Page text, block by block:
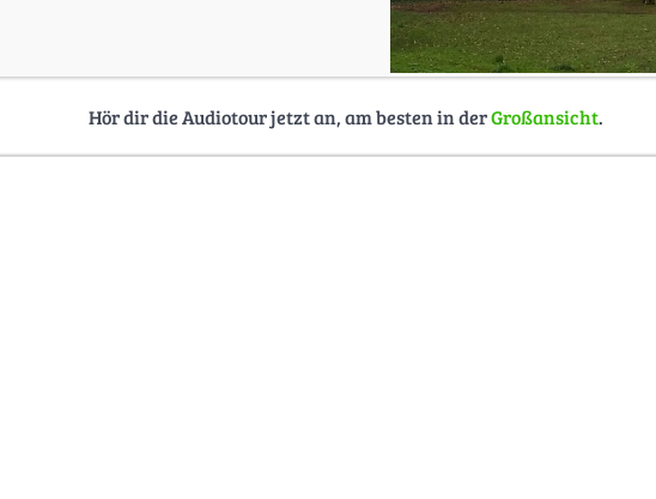
Hör dir die Audiotour jetzt an, am besten in derGroßansicht.